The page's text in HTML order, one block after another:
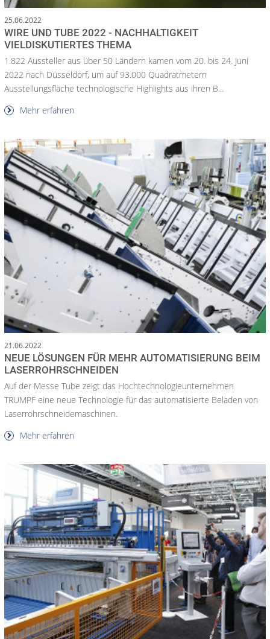
25.06.2022
WIRE UND TUBE 2022 - NACHHALTIGKEIT
VIELDISKUTIERTES THEMA
1.822 Aussteller aus über 50 Ländern kamen vom 20. bis 24. Juni
2022 nach Düsseldorf, um auf 93.000 Quadratmetern
Ausstellungsfläche technologische Highlights aus ihren B...
Mehr erfahren
21.06.2022
NEUE LÖSUNGEN FÜR MEHR AUTOMATISIERUNG BEIM
LASERROHRSCHNEIDEN
Auf der Messe Tube zeigt das Hochtechnologieunternehmen
TRUMPF eine neue Technologie für das automatisierte Beladen von
Laserrohrschneidemaschinen.
Mehr erfahren